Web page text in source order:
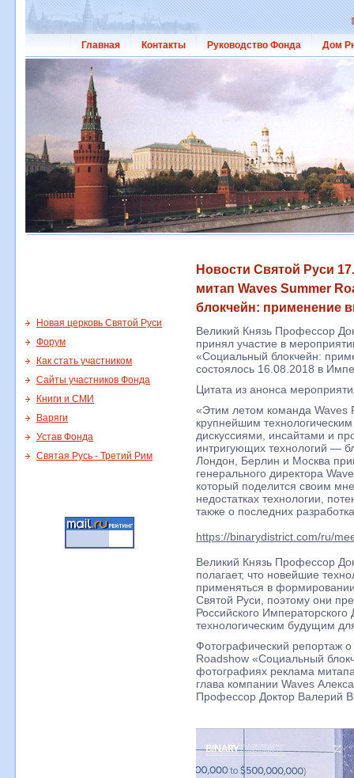
Главная Контакты Руководство Фонда Дом
Новости Святой Руси
митап Waves Summer
блокчейн: применение
Новая церковь Святой Руси
Форум
Как стать участником
Сайты участников Фонда
Книги и СМИ
Варяги
Устав Фонда
Святая Русь - Третий Рим
Великий Князь Профессор
принял участие в
«Социальный блокчейн:
состоялось 16.08.2018 в
Цитата из анонса
«Этим летом команда Waves
крупнейшим
дискуссиями, инсайтами и
интригующих технологий —
Лондон, Берлин и Москва
генерального директора
который поделится своим
недостатках технологии,
также о последних
https://binarydistrict.com/ru/
Великий Князь Профессор
полагает, что новейшие
применяться в формировании
Святой Руси, поэтому они
Российского
технологическим будущим
Фотографический репортаж
Roadshow «Социальный
фотографиях реклама
глава компании Waves
Профессор Доктор Валерий